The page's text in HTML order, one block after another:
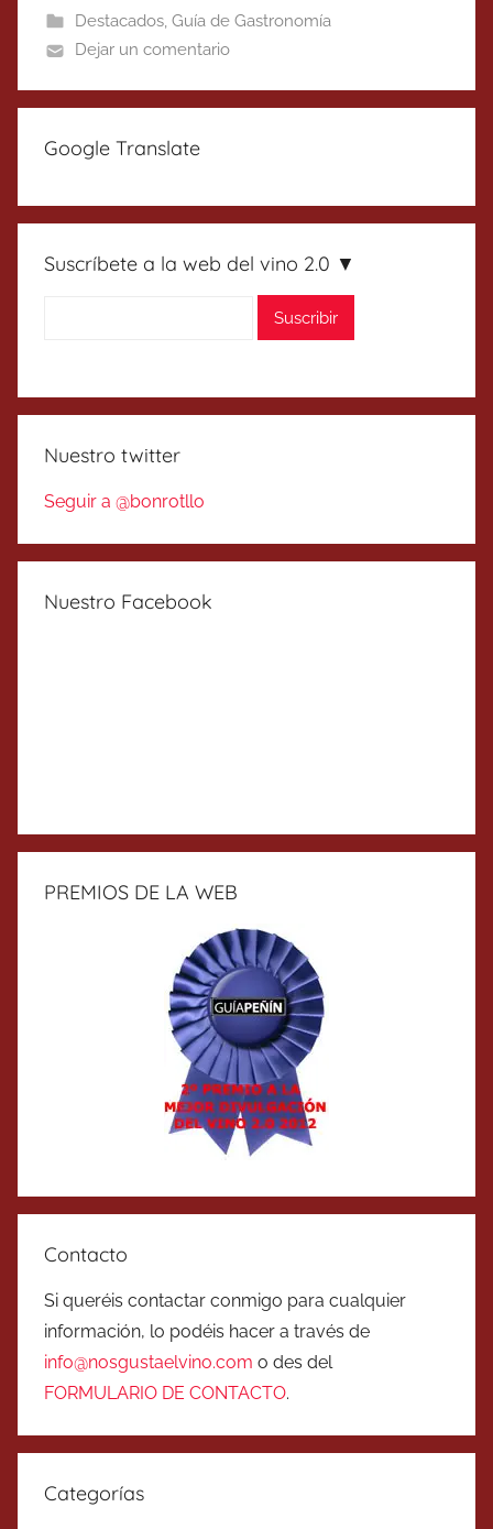
Destacados, Guía de Gastronomía
Dejar un comentario
Google Translate
Suscríbete a la web del vino 2.0 ▼
Nuestro twitter
Seguir a @bonrotllo
Nuestro Facebook
PREMIOS DE LA WEB
Contacto
Si queréis contactar conmigo para cualquier
información, lo podéis hacer a través de
info@nosgustaelvino.com o des del
FORMULARIO DE CONTACTO.
Categorías